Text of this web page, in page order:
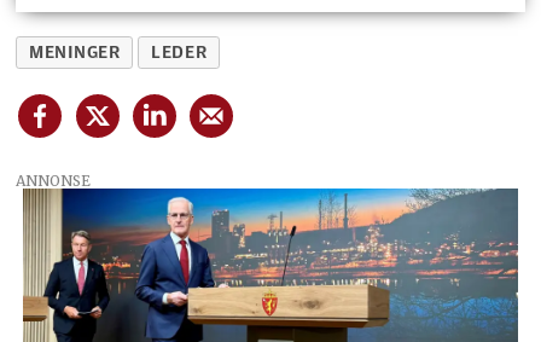
MENINGER LEDER
ANNONSE